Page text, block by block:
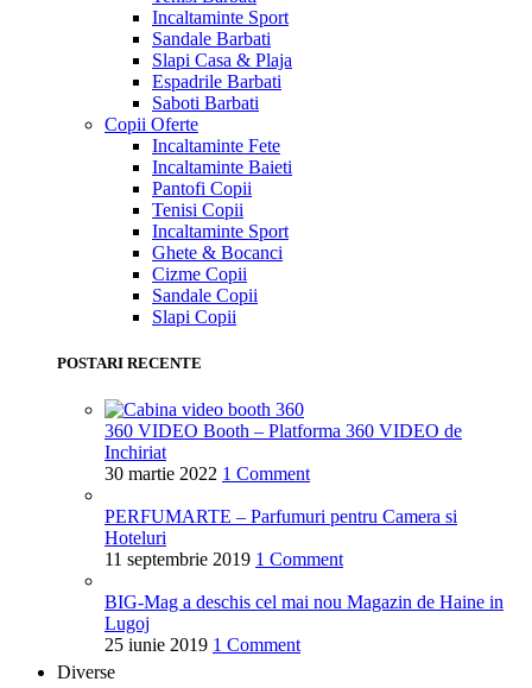
Incaltaminte Sport
Sandale Barbati
Slapi Casa & Plaja
Espadrile Barbati
Saboti Barbati
Copii Oferte
Incaltaminte Fete
Incaltaminte Baieti
Pantofi Copii
Tenisi Copii
Incaltaminte Sport
Ghete & Bocanci
Cizme Copii
Sandale Copii
Slapi Copii
POSTARI RECENTE
360 VIDEO Booth – Platforma 360 VIDEO de
Inchiriat
30 martie 2022 1 Comment
PERFUMARTE – Parfumuri pentru Camera si
Hoteluri
11 septembrie 2019 1 Comment
BIG-Mag a deschis cel mai nou Magazin de Haine in
Lugoj
25 iunie 2019 1 Comment
Diverse